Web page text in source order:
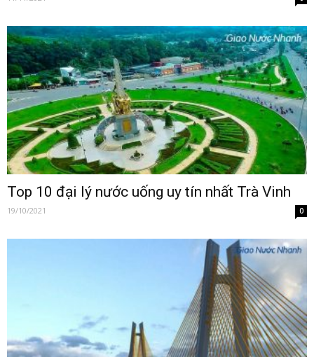
Top 10 đại lý nước uống uy tín nhất Trà Vinh
19/10/2021 0